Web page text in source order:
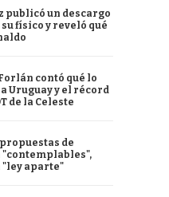
publicó un descargo
físico y reveló qué
contó qué lo
Uruguay y el récord
de la Celeste
de
"contemplables",
aparte"